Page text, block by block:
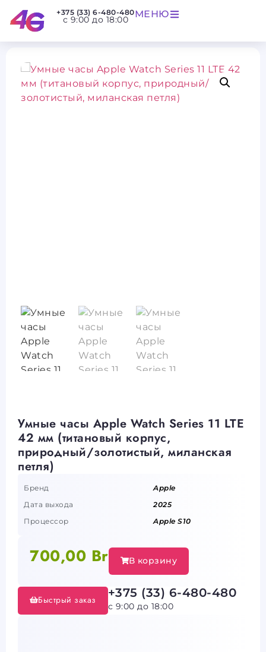
+375 (33) 6-480-480
с 9:00 до 18:00 МЕНЮ
Умные часы Apple Watch Series 11 LTE
42 мм (титановый корпус,
природный/золотистый, миланская
петля)
Бренд
Apple
Дата выхода
2025
Процессор
Apple S10
700,00 Br В корзину
Быстрый заказ +375 (33) 6-480-480
с 9:00 до 18:00